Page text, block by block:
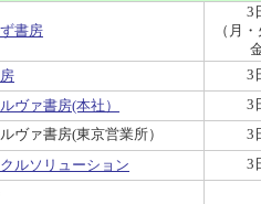
書房
3
（月
3
ヴァ書房(本社）
3
ヴァ書房(東京営業所）
3
ルソリューション
3